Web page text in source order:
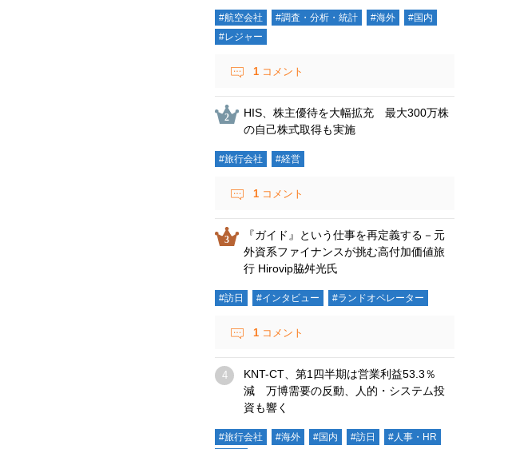
#航空会社 #調査・分析・統計 #海外
#国内
#レジャー
1 コメント
HIS、株主優待を大幅拡充 最大300万株
の自己株式取得も実施
#旅行会社 #経営
1 コメント
『ガイド』という仕事を再定義する－元
外資系ファイナンスが挑む高付加価値旅
行 Hirovip脇舛光氏
#訪日 #インタビュー #ランドオペレーター
1 コメント
KNT-CT、第1四半期は営業利益53.3％
減 万博需要の反動、人的・システム投
資も響く
#旅行会社 #海外 #国内 #訪日 #人事・HR